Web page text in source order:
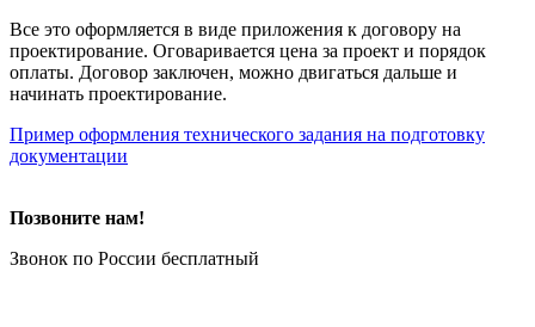
Все это оформляется в виде приложения к договору на
проектирование. Оговаривается цена за проект и порядок
оплаты. Договор заключен, можно двигаться дальше и
начинать проектирование.
Пример оформления технического задания на подготовку
документации
Позвоните нам!
Звонок по России бесплатный